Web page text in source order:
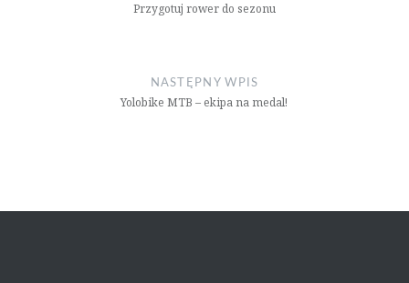
Przygotuj rower do sezonu
NASTĘPNY WPIS
Yolobike MTB – ekipa na medal!